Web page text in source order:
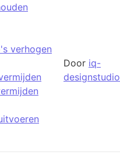
verhogen
Door iq-
designstudio